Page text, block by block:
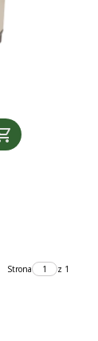
Strona z 1